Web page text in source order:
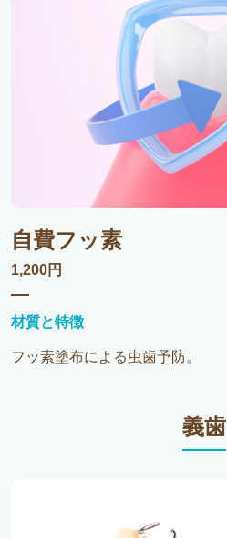
自費フッ素
1,200円
材質と特徴
フッ素塗布による虫歯予防。
義歯